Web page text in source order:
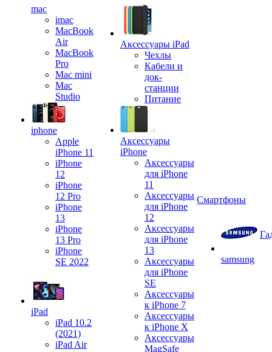
mac
imac
MacBook
Air
MacBook
Pro
Mac mini
Mac
Studio
iphone
Apple
iPhone 11
iPhone
12
iPhone
12 Pro
iPhone
13
iPhone
13 Pro
iPhone
SE 2022
iPad
iPad 10.2
(2021)
iPad Air
Аксессуары iPad
Чехлы
Кабели и
док-
станции
Питание
Аксессуары
iPhone
Аксессуары
для iPhone
11
Аксессуары
для iPhone
12
Аксессуары
для iPhone
13
Аксессуары
для iPhone
SE
Аксессуары
к iPhone 7
Аксессуары
к iPhone X
Аксессуары
MagSafe
Смартфоны
samsung